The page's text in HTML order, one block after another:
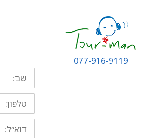
077-916-9119
שם:
טלפון:
דוא״ל: